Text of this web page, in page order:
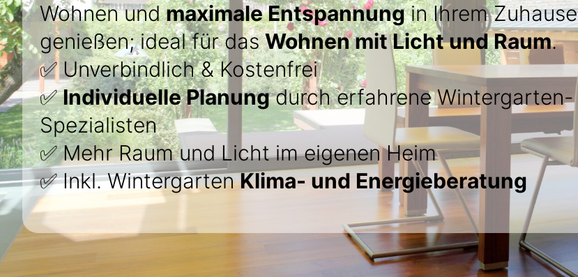
Wohnen undmaximale Entspannungin Ihrem Zuhause
genießen; ideal für dasWohnen mit Licht und Raum.
✅ Unverbindlich & Kostenfrei
✅Individuelle Planungdurch erfahrene Wintergarten-
Spezialisten
✅ Mehr Raum und Licht im eigenen Heim
✅ Inkl. WintergartenKlima- und Energieberatung